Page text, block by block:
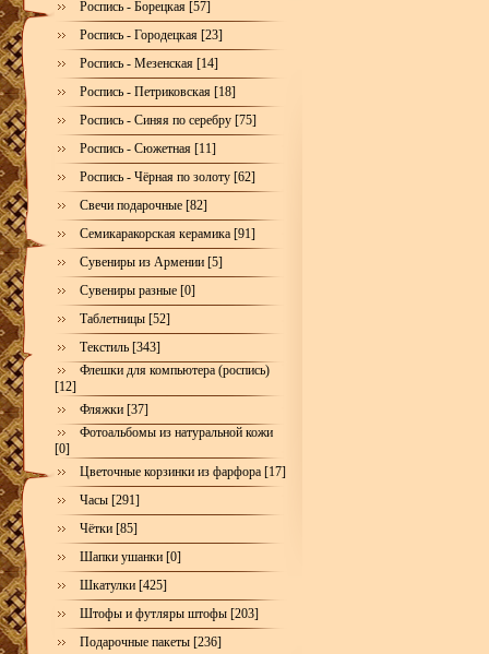
Роспись - Борецкая [57]
Роспись - Городецкая [23]
Роспись - Мезенская [14]
Роспись - Петриковская [18]
Роспись - Синяя по серебру [75]
Роспись - Сюжетная [11]
Роспись - Чёрная по золоту [62]
Свечи подарочные [82]
Семикаракорская керамика [91]
Сувениры из Армении [5]
Сувениры разные [0]
Таблетницы [52]
Текстиль [343]
Флешки для компьютера (роспись)
[12]
Фляжки [37]
Фотоальбомы из натуральной кожи
[0]
Цветочные корзинки из фарфора [17]
Часы [291]
Чётки [85]
Шапки ушанки [0]
Шкатулки [425]
Штофы и футляры штофы [203]
Подарочные пакеты [236]